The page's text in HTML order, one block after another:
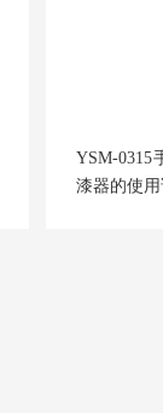
YSM-
漆器的使